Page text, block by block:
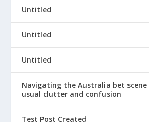
Untitled
Untitled
Untitled
Navigating the Australia bet
usual clutter and confusion
Test Post Created